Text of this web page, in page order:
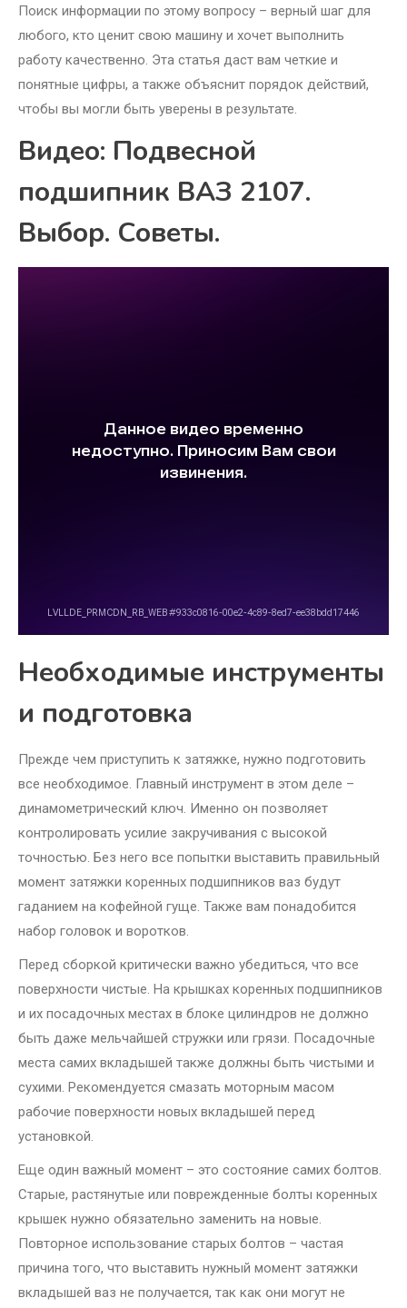
Поиск информации по этому вопросу – верный шаг для
любого, кто ценит свою машину и хочет выполнить
работу качественно. Эта статья даст вам четкие и
понятные цифры, а также объяснит порядок действий,
чтобы вы могли быть уверены в результате.
Видео: Подвесной
подшипник ВАЗ 2107.
Выбор. Советы.
Необходимые инструменты
и подготовка
Прежде чем приступить к затяжке, нужно подготовить
все необходимое. Главный инструмент в этом деле –
динамометрический ключ. Именно он позволяет
контролировать усилие закручивания с высокой
точностью. Без него все попытки выставить правильный
момент затяжки коренных подшипников ваз будут
гаданием на кофейной гуще. Также вам понадобится
набор головок и воротков.
Перед сборкой критически важно убедиться, что все
поверхности чистые. На крышках коренных подшипников
и их посадочных местах в блоке цилиндров не должно
быть даже мельчайшей стружки или грязи. Посадочные
места самих вкладышей также должны быть чистыми и
сухими. Рекомендуется смазать моторным масом
рабочие поверхности новых вкладышей перед
установкой.
Еще один важный момент – это состояние самих болтов.
Старые, растянутые или поврежденные болты коренных
крышек нужно обязательно заменить на новые.
Повторное использование старых болтов – частая
причина того, что выставить нужный момент затяжки
вкладышей ваз не получается, так как они могут не